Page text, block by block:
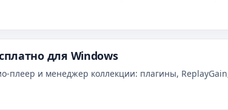
для Windows
и менеджер коллекции: плагины,